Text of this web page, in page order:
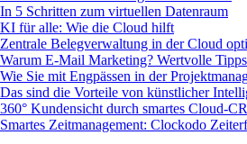
In 5 Schritten zum virtuellen Datenraum
KI für alle: Wie die Cloud hilft
Zentrale Belegverwaltung in der Cloud
Warum E-Mail Marketing? Wertvolle
Wie Sie mit Engpässen in der
Das sind die Vorteile von künstlicher
360° Kundensicht durch smartes Cloud-
Smartes Zeitmanagement: Clockodo